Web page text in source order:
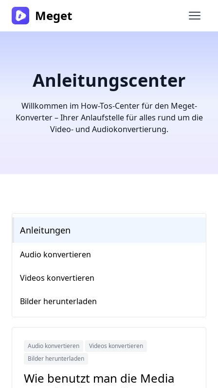
Meget
Anleitungscenter
Willkommen im How-Tos-Center für den Meget-
Konverter – Ihrer Anlaufstelle für alles rund um die
Video- und Audiokonvertierung.
Anleitungen
Audio konvertieren
Videos konvertieren
Bilder herunterladen
Audio konvertieren
Videos konvertieren
Bilder herunterladen
Wie benutzt man die Media